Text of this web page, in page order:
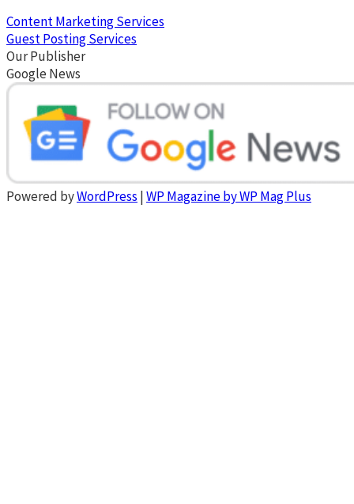
Content Marketing Services
Guest Posting Services
Our Publisher
Google News
Powered byWordPress |WP Magazine by WP Mag Plus